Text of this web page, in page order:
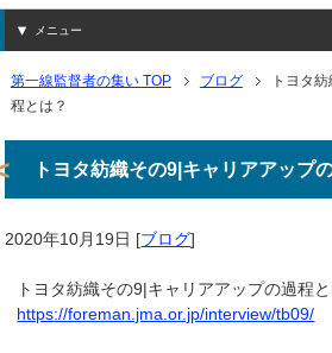
メニュー
第一線監督者の集い TOP ブログ
トヨタ
程とは？
トヨタ紡織その9|キャリアアップ
2020年10月19日 [ブログ]
トヨタ紡織その9|キャリアアップの過程と
https://foreman.jma.or.jp/interview/tb09/